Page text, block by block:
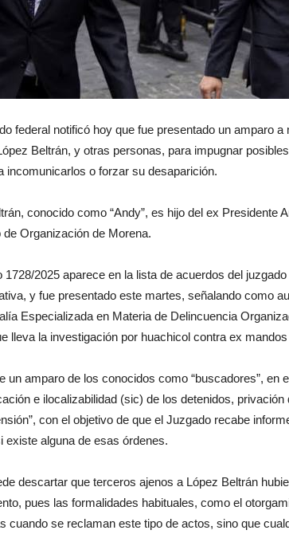
federal notificó hoy que fue presentado un amparo
Beltrán, y otras personas, para impugnar
incomunicarlos o forzar su desaparición.
conocido como “Andy”, es hijo del ex Presidente
de Organización de Morena.
1728/2025 aparece en la lista de acuerdos del
y fue presentado este martes, señalando como
Especializada en Materia de Delincuencia
lleva la investigación por huachicol contra ex
un amparo de los conocidos como “buscadores”, en
e ilocalizabilidad (sic) de los detenidos,
con el objetivo de que el Juzgado recabe
existe alguna de esas órdenes.
descartar que terceros ajenos a López Beltrán
pues las formalidades habituales, como el
cuando se reclaman este tipo de actos, sino que